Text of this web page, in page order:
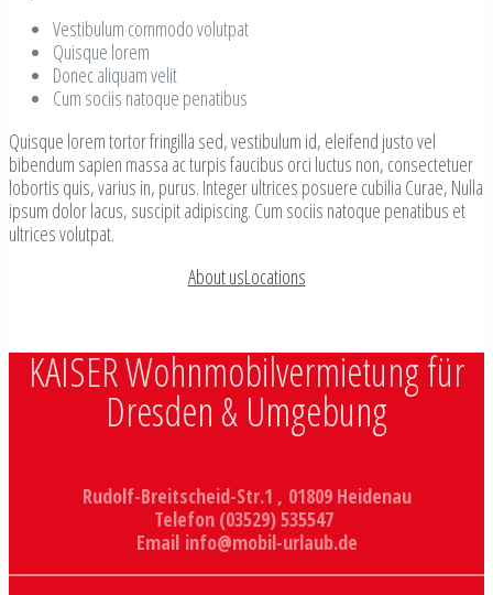
Vestibulum commodo volutpat
Quisque lorem
Donec aliquam velit
Cum sociis natoque penatibus
Quisque lorem tortor fringilla sed, vestibulum id, eleifend justo vel
bibendum sapien massa ac turpis faucibus orci luctus non, consectetuer
lobortis quis, varius in, purus. Integer ultrices posuere cubilia Curae, Nulla
ipsum dolor lacus, suscipit adipiscing. Cum sociis natoque penatibus et
ultrices volutpat.
About usLocations
KAISER Wohnmobilvermietung für
Dresden & Umgebung
Rudolf-Breitscheid-Str.1 , 01809 Heidenau
Telefon (03529) 535547
Email info@mobil-urlaub.de